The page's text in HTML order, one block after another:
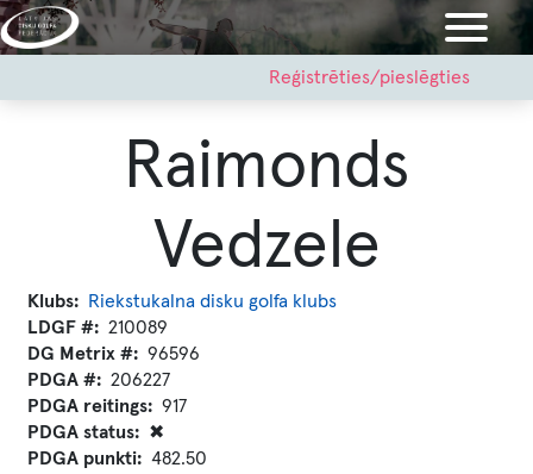
Pārlekt
uz
menu
Reģistrēties/pieslēgties
Raimonds
Vedzele
Klubs
Riekstukalna disku golfa klubs
LDGF #
210089
DG Metrix #
96596
PDGA #
206227
PDGA reitings
917
PDGA status
✖
PDGA punkti
482.50